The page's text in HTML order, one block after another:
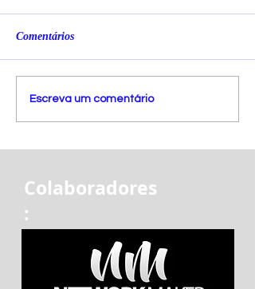
Comentários
Escreva um comentário
Colaboradores
: